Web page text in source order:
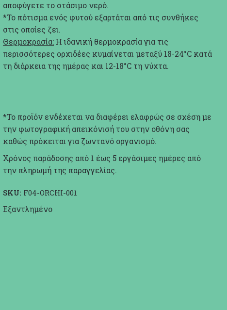
αποφύγετε το στάσιμο νερό.
*Το πότισμα ενός φυτού εξαρτάται από τις συνθήκες
στις οποίες ζει.
Θερμοκρασία: Η ιδανική θερμοκρασία για τις
περισσότερες ορχιδέες κυμαίνεται μεταξύ 18-24°C κατά
τη διάρκεια της ημέρας και 12-18°C τη νύχτα.
*Το προϊόν ενδέχεται να διαφέρει ελαφρώς σε σχέση με
την φωτογραφική απεικόνισή του στην οθόνη σας
καθώς πρόκειται για ζωντανό οργανισμό.
Χρόνος παράδοσης από 1 έως 5 εργάσιμες ημέρες από
την πληρωμή της παραγγελίας.
SKU: F04-ORCHI-001
Εξαντλημένο